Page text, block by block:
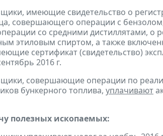
имеющие свидетельство о
совершающего операции с
со средними дистиллятами, о
этиловым спиртом, а также
сертификат (свидетельство)
2016 г.
совершающие операции по
бункерного топлива, уплачивают
полезных ископаемых: